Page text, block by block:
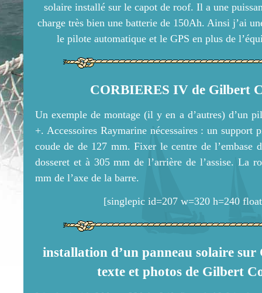
solaire installé sur le capot de roof. Il a une
charge très bien une batterie de 150Ah. Ainsi j’ai
le pilote automatique et le GPS en plus de
CORBIERES IV de Gilbert
Un exemple de montage (il y en a d’autres) d’un
+. Accessoires Raymarine nécessaires : un support
coude de de 127 mm. Fixer le centre de l’embase
dosseret et à 305 mm de l’arrière de l’assise. La
mm de l’axe de la barre.
[singlepic id=207 w=320 h=240
installation d’un panneau solaire
texte et photos de Gilbert